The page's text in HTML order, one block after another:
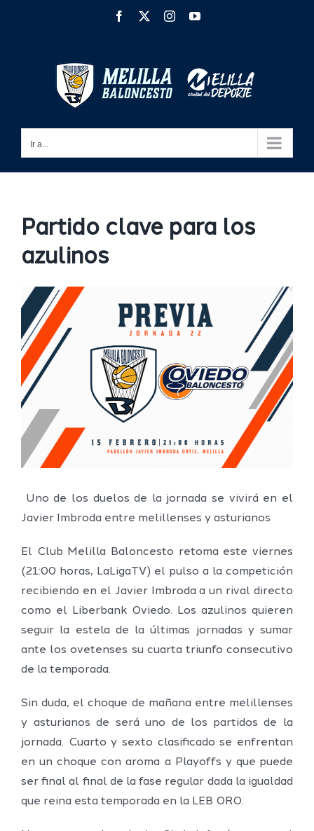
Facebook InstagramYouTube
Ir a...
Partido clave para los
azulinos
Ver
imagen
más
grande
Uno de los duelos de la jornada se vivirá en el
Javier Imbroda entre melillenses y asturianos
El Club Melilla Baloncesto retoma este viernes
(21:00 horas, LaLigaTV) el pulso a la competición
recibiendo en el Javier Imbroda a un rival directo
como el Liberbank Oviedo. Los azulinos quieren
seguir la estela de la últimas jornadas y sumar
ante los ovetenses su cuarta triunfo consecutivo
de la temporada.
Sin duda, el choque de mañana entre melillenses
y asturianos de será uno de los partidos de la
jornada. Cuarto y sexto clasificado se enfrentan
en un choque con aroma a Playoffs y que puede
ser final al final de la fase regular dada la igualdad
que reina esta temporada en la LEB ORO.